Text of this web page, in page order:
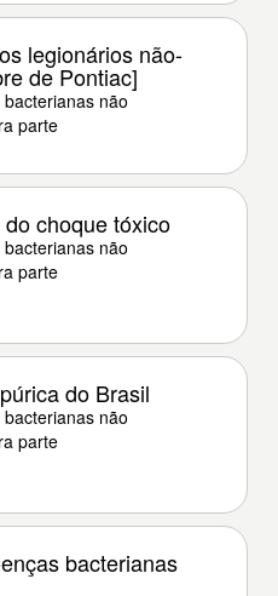
legionários não-
de Pontiac]
não
parte
choque tóxico
não
parte
do Brasil
não
parte
bacterianas